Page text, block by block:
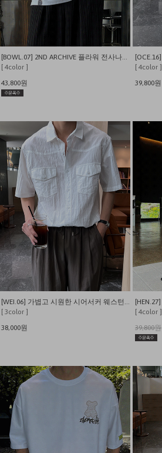
[BOWL.07] 2ND ARCHIVE 플라워 전사나염 오버핏 반팔티
[ 4color ]
43,800원
[ 4color ]
39,800원
[WEI.06] 가볍고 시원한 시어서커 웨스턴 반팔 셔츠
[ 3color ]
38,000원
[ 4color ]
39,800원